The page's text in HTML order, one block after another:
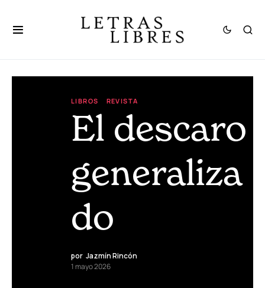
LIBROS REVISTA
El descaro
generaliza
do
por Jazmín Rincón
1 mayo 2026